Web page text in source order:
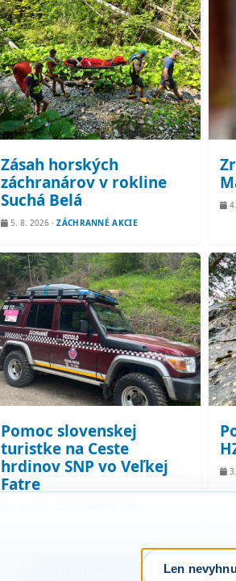
Zásah horských
záchranárov v rokline
Suchá Belá
5. 8. 2026· ZÁCHRANNÉ AKCIE
Pomoc slovenskej
turistke na Ceste
hrdinov SNP vo Veľkej
Fatre
Len